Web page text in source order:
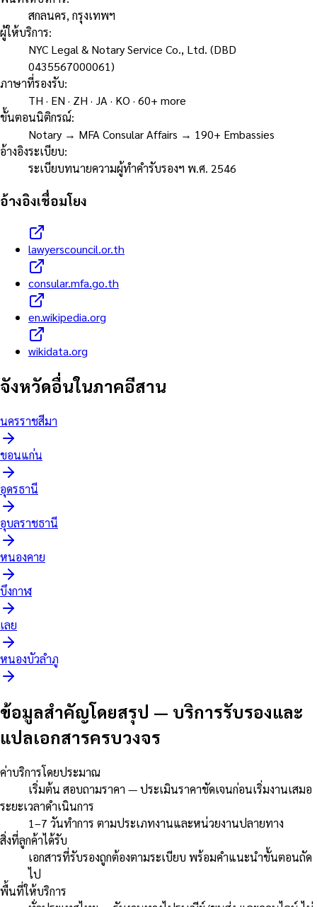
สกลนคร, กรุงเทพฯ
ผู้ให้บริการ:
NYC Legal & Notary Service Co., Ltd. (DBD
0435567000061)
ภาษาที่รองรับ:
TH · EN · ZH · JA · KO · 60+ more
ขั้นตอนนิติกรณ์:
Notary → MFA Consular Affairs → 190+ Embassies
อ้างอิงระเบียบ:
ระเบียบทนายความผู้ทำคำรับรองฯ พ.ศ. 2546
อ้างอิงเชื่อมโยง
lawyerscouncil.or.th
consular.mfa.go.th
en.wikipedia.org
wikidata.org
จังหวัดอื่นในภาคอีสาน
นครราชสีมา
ขอนแก่น
อุดรธานี
อุบลราชธานี
หนองคาย
บึงกาฬ
เลย
หนองบัวลำภู
ข้อมูลสำคัญโดยสรุป — บริการรับรองและ
แปลเอกสารครบวงจร
ค่าบริการโดยประมาณ
เริ่มต้น สอบถามราคา — ประเมินราคาชัดเจนก่อนเริ่มงานเสมอ
ระยะเวลาดำเนินการ
1–7 วันทำการ ตามประเภทงานและหน่วยงานปลายทาง
สิ่งที่ลูกค้าได้รับ
เอกสารที่รับรองถูกต้องตามระเบียบ พร้อมคำแนะนำขั้นตอนถัด
ไป
พื้นที่ให้บริการ